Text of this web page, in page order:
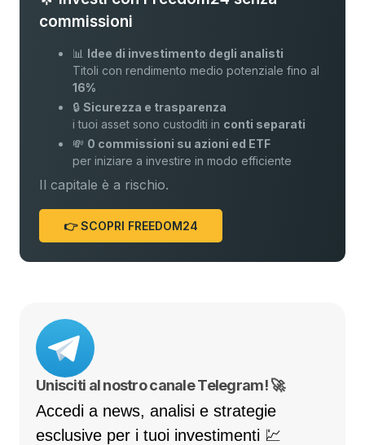
commissioni
📊 Idee di investimento degli analisti
Titoli con rendimento medio potenziale fino al
16%
🔒Sicurezza e trasparenza
i tuoi asset sono custoditi in conti separati
💸 0 commissioni su azioni ed ETF
per iniziare a investire in modo efficiente
Il capitale è a rischio.
👉 SCOPRI FREEDOM24
Unisciti al nostro canale Telegram! 🚀
Accedi a news, analisi e strategie
esclusive per i tuoi investimenti 💹